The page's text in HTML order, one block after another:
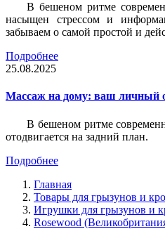
В бешеном ритме
насыщен стрессом и
забываем о самой простой и
Подробнее
25.08.2025
Массаж на дому: ваш личный
В бешеном ритме
отодвигается на задний план.
Подробнее
Главная
Товары для грызунов и
Игрушки для грызунов и
Rosewood